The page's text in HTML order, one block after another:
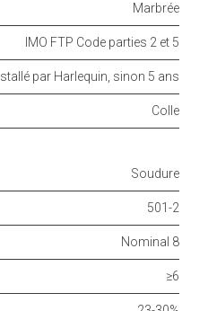
Marbrée
IMO FTP Code parties 2 et 5
par Harlequin, sinon 5 ans
Colle
Soudure
501-2
Nominal 8
≥6